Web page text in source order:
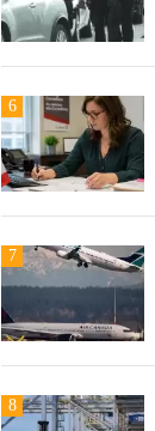
6
7
8